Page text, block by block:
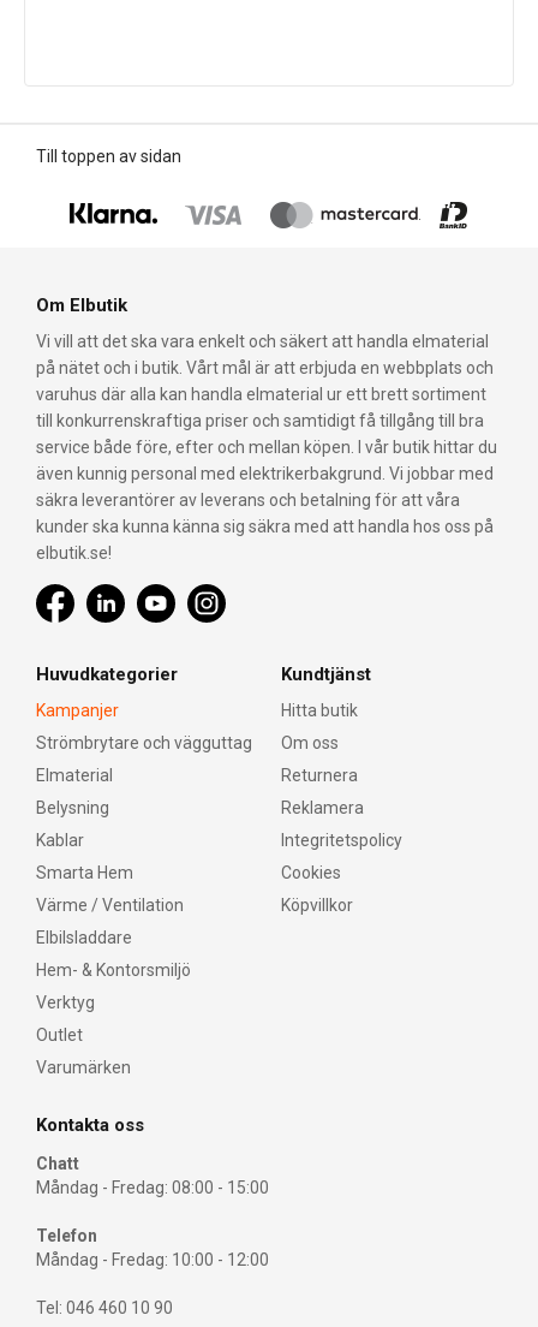
Till toppen av sidan
Om Elbutik
Vi vill att det ska vara enkelt och säkert att handla elmaterial
på nätet och i butik. Vårt mål är att erbjuda en webbplats och
varuhus där alla kan handla elmaterial ur ett brett sortiment
till konkurrenskraftiga priser och samtidigt få tillgång till bra
service både före, efter och mellan köpen. I vår butik hittar du
även kunnig personal med elektrikerbakgrund. Vi jobbar med
säkra leverantörer av leverans och betalning för att våra
kunder ska kunna känna sig säkra med att handla hos oss på
elbutik.se!
Huvudkategorier
Kampanjer
Strömbrytare och vägguttag
Elmaterial
Belysning
Kablar
Smarta Hem
Värme / Ventilation
Elbilsladdare
Hem- & Kontorsmiljö
Verktyg
Outlet
Varumärken
Kundtjänst
Hitta butik
Om oss
Returnera
Reklamera
Integritetspolicy
Cookies
Köpvillkor
Kontakta oss
Chatt
Måndag - Fredag: 08:00 - 15:00
Telefon
Måndag - Fredag: 10:00 - 12:00
Tel: 046 460 10 90